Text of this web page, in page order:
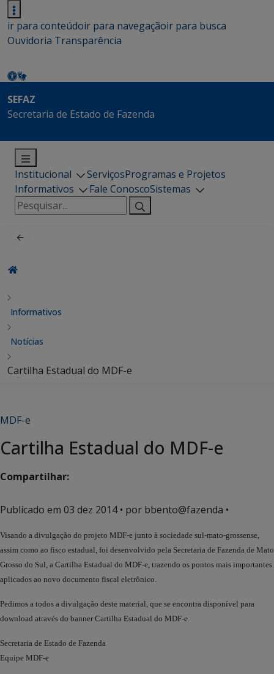
ir para conteúdoir para navegaçãoir para busca
Ouvidoria Transparência
SEFAZ
Secretaria de Estado de Fazenda
Institucional ServiçosProgramas e Projetos
Informativos
Fale ConoscoSistemas
Pesquisar
por:
Informativos
Notícias
Cartilha Estadual do MDF-e
MDF-e
Cartilha Estadual do MDF-e
Compartilhar:
Publicado em 03 dez 2014• por bbento@fazenda •
Visando a divulgação do projeto MDF-e junto à sociedade sul-mato-grossense,
assim como ao fisco estadual, foi desenvolvido pela Secretaria de Fazenda de Mato
Grosso do Sul, a Cartilha Estadual do MDF-e, trazendo os pontos mais importantes
aplicados ao novo documento fiscal eletrônico.
Pedimos a todos a divulgação deste material, que se encontra disponível para
download através do banner Cartilha Estadual do MDF-e.
Secretaria de Estado de Fazenda
Equipe MDF-e